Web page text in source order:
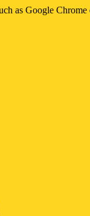
as Google